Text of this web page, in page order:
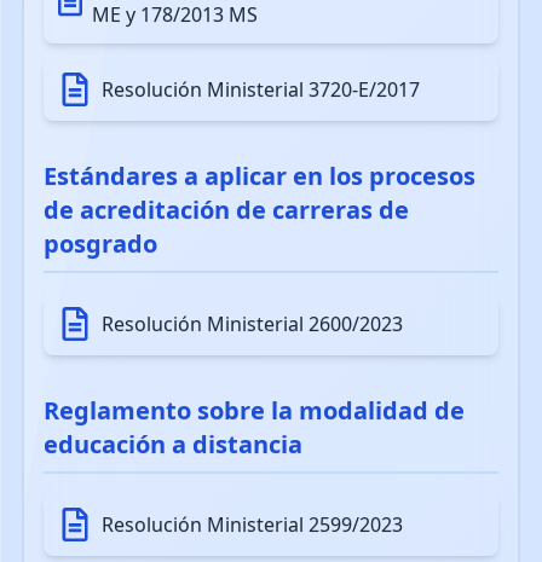
ME y 178/2013 MS
Resolución Ministerial 3720-E/2017
Estándares a aplicar en los procesos
de acreditación de carreras de
posgrado
Resolución Ministerial 2600/2023
Reglamento sobre la modalidad de
educación a distancia
Resolución Ministerial 2599/2023